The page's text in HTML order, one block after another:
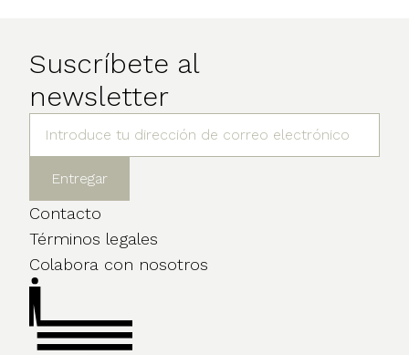
Suscríbete al
newsletter
Contacto
Términos legales
Colabora con nosotros